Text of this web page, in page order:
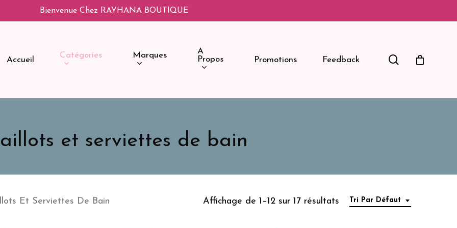
Bienvenue Chez RAYHANA BOUTIQUE
Accueil Catégories Marques
A
Propos
Promotions Feedback Search
et serviettes de bain
Tri Par Défaut
Affichage de 1–12 sur 17 résultats
Et Serviettes De Bain